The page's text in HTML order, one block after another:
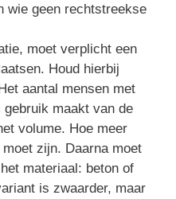
wie geen rechtstreekse
moet verplicht een
Houd hierbij
aantal mensen met
maakt van de
volume. Hoe meer
zijn. Daarna moet
materiaal: beton of
is zwaarder, maar